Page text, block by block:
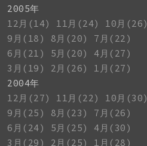
2005年
12月(14)
11月(24)
10月(26)
9月(18)
8月(20)
7月(22)
6月(21)
5月(20)
4月(27)
3月(19)
2月(26)
1月(27)
2004年
12月(27)
11月(22)
10月(30)
9月(25)
8月(23)
7月(26)
6月(24)
5月(25)
4月(30)
3月(29)
2月(25) 1月(28)